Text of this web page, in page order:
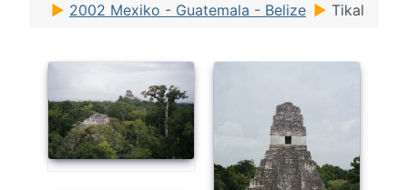
2002 Mexiko - Guatemala - Belize
Tikal